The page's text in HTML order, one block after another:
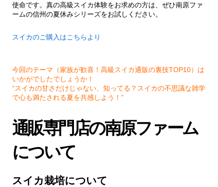
使命です。真の高級スイカ体験をお求めの方は、ぜひ南原ファ
ームの信州の夏休みシリーズをお試しください。
スイカのご購入はこちらより
今回のテーマ（家族が歓喜！高級スイカ通販の裏技TOP10）は
いかがでしたでしょうか！
“スイカの甘さだけじゃない、知ってる？スイカの不思議な雑学
で心も満たされる夏を共感しよう！”
通販専門店の南原ファーム
について
スイカ栽培について